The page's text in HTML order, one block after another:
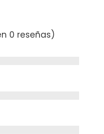
0 reseñas)